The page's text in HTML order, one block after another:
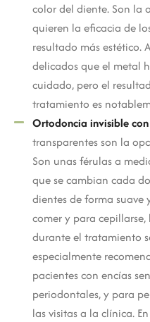
color del diente. Son la
quieren la eficacia de
resultado más estético.
delicados que el metal
cuidado, pero el
tratamiento es
Ortodoncia invisible
transparentes son la
Son unas férulas a
que se cambian cada
dientes de forma suave
comer y para
durante el tratamiento
especialmente
pacientes con encías
periodontales, y para
las visitas a la clínica.